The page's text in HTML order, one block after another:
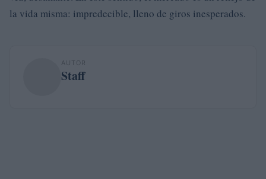
la vida misma: impredecible, lleno de giros inesperados.
AUTOR
Staff